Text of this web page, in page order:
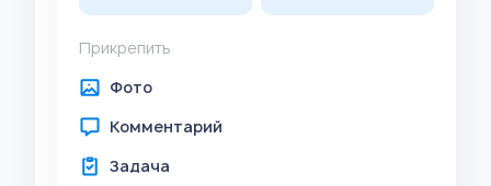
Прикрепить
Фото
Комментарий
Задача